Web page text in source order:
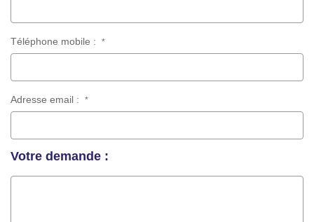
Téléphone mobile : *
Adresse email : *
Votre demande :